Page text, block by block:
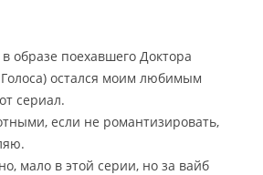
образе поехавшего Доктора
остался моим любимым
сериал.
если не романтизировать,
мало в этой серии, но за вайб